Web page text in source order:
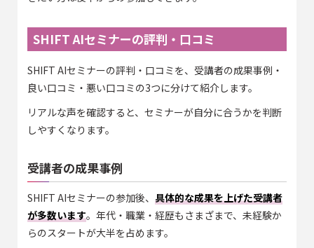
SHIFT AIセミナーの評判・口コミ
SHIFT AIセミナーの評判・口コミを、受講者の成果事例・
良い口コミ・悪い口コミの3つに分けて紹介します。
リアルな声を確認すると、セミナーが自分に合うかを判断
しやすくなります。
受講者の成果事例
SHIFT AIセミナーの参加後、 具体的な成果を上げた受講者
が多数います。年代・職業・経歴もさまざまで、未経験か
らのスタートが大半を占めます。